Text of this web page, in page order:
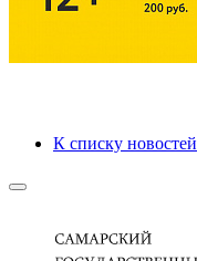
К списку новостей